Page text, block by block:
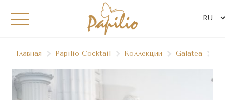
Главная Papilio Сocktail Коллекции Galatea